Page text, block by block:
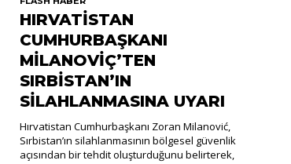
HIRVATİSTAN
CUMHURBAŞKANI
MİLANOVİÇ’TEN
SIRBİSTAN’IN
SİLAHLANMASINA UYARI
Hırvatistan Cumhurbaşkanı Zoran Milanović,
Sırbistan’ın silahlanmasının bölgesel güvenlik
açısından bir tehdit oluşturduğunu belirterek,